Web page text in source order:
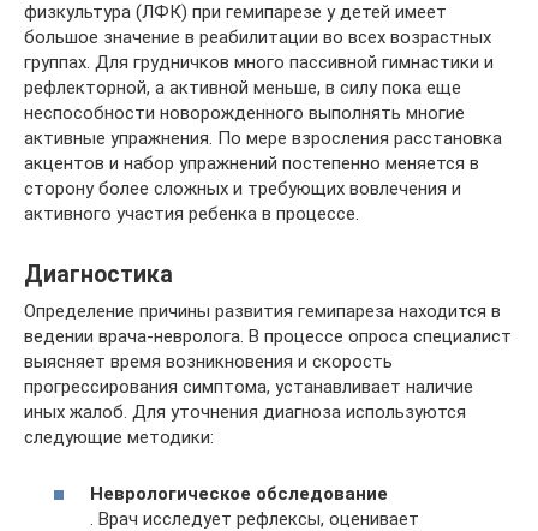
физкультура (ЛФК) при гемипарезе у детей имеет
большое значение в реабилитации во всех возрастных
группах. Для грудничков много пассивной гимнастики и
рефлекторной, а активной меньше, в силу пока еще
неспособности новорожденного выполнять многие
активные упражнения. По мере взросления расстановка
акцентов и набор упражнений постепенно меняется в
сторону более сложных и требующих вовлечения и
активного участия ребенка в процессе.
Диагностика
Определение причины развития гемипареза находится в
ведении врача-невролога. В процессе опроса специалист
выясняет время возникновения и скорость
прогрессирования симптома, устанавливает наличие
иных жалоб. Для уточнения диагноза используются
следующие методики:
Неврологическое обследование
. Врач исследует рефлексы, оценивает